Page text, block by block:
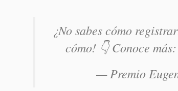
¿No sabes cómo
cómo! 👇 Conoce más:
— Premio